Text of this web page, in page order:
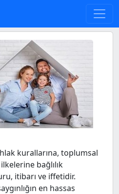
kurallarına, toplumsal
bağlılık
itibarı ve iffetidir.
en hassas